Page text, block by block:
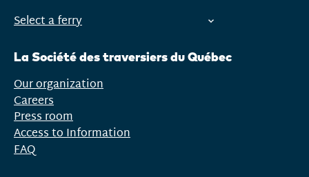
Open
Select a ferry
La Société des traversiers du Québec
Our organization
Careers
Press room
Access to Information
FAQ